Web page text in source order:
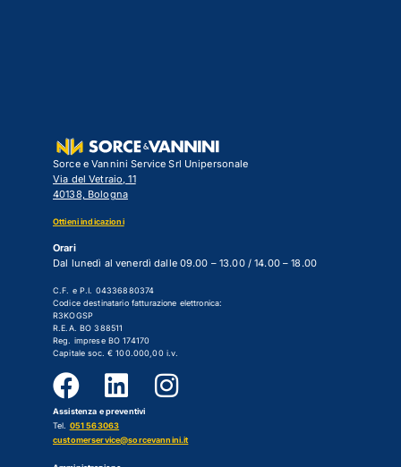
Sorce e Vannini Service Srl Unipersonale
Via del Vetraio, 11
40138, Bologna
Ottieni indicazioni
Orari
Dal lunedì al venerdì dalle 09.00 – 13.00 / 14.00 – 18.00
C.F. e P.I. 04336880374
Codice destinatario fatturazione elettronica:
R3KOGSP
R.E.A. BO 388511
Reg. imprese BO 174170
Capitale soc. € 100.000,00 i.v.
Assistenza e preventivi
Tel. 051 563063
customerservice@sorcevannini.it